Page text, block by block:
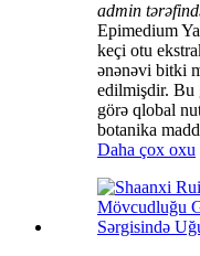
admin
Epimedium
keçi otu
ənənəvi bitki
edilmişdir. Bu
görə qlobal
botanika
Daha çox oxu